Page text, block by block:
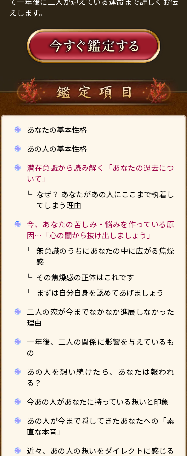
えします。
あなたの基本性格
あの人の基本性格
潜在意識から読み解く「あなたの過去につ
いて」
なぜ？ あなたがあの人にここまで執着し
てしまう理由
今、あなたの苦しみ・悩みを作っている原
因…「心の闇から抜け出しましょう」
無意識のうちにあなたの中に広がる焦燥
感
その焦燥感の正体はこれです
まずは自分自身を認めてあげましょう
二人の恋が今までなかなか進展しなかった
理由
一年後、二人の関係に影響を与えているも
の
あの人を想い続けたら、あなたは報われ
る？
今あの人があなたに持っている想いと印象
あの人が今まで隠してきたあなたへの「素
直な本音」
近々、あの人の想いをダイレクトに感じる